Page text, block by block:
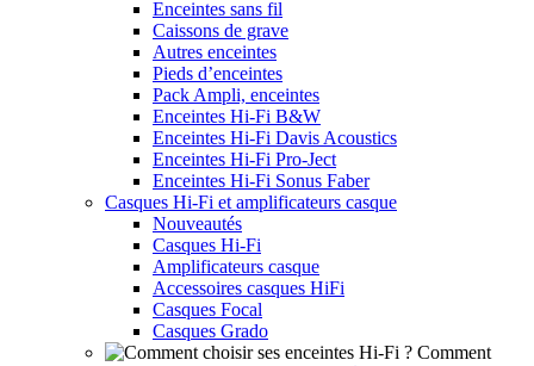
Enceintes sans fil
Caissons de grave
Autres enceintes
Pieds d’enceintes
Pack Ampli, enceintes
Enceintes Hi-Fi B&W
Enceintes Hi-Fi Davis Acoustics
Enceintes Hi-Fi Pro-Ject
Enceintes Hi-Fi Sonus Faber
Casques Hi-Fi et amplificateurs casque
Nouveautés
Casques Hi-Fi
Amplificateurs casque
Accessoires casques HiFi
Casques Focal
Casques Grado
Comment